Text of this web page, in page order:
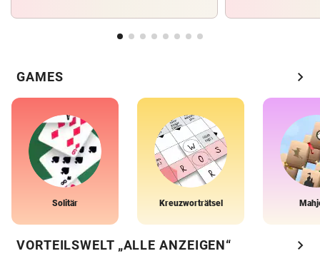
GAMES chevron_right
Solitär Kreuzworträtsel
VORTEILSWELT „ALLE ANZEIGEN“ chevron_right